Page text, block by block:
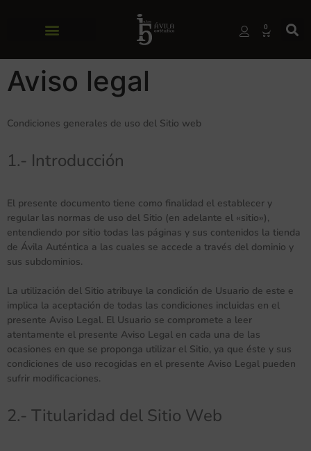
0
Aviso legal
Condiciones generales de uso del Sitio web
1.- Introducción
El presente documento tiene como finalidad el establecer y
regular las normas de uso del Sitio (en adelante el «sitio»),
entendiendo por sitio todas las páginas y sus contenidos la tienda
de Ávila Auténtica a las cuales se accede a través del dominio y
sus subdominios.
La utilización del Sitio atribuye la condición de Usuario de este e
implica la aceptación de todas las condiciones incluidas en el
presente Aviso Legal. El Usuario se compromete a leer
atentamente el presente Aviso Legal en cada una de las
ocasiones en que se proponga utilizar el Sitio, ya que éste y sus
condiciones de uso recogidas en el presente Aviso Legal pueden
sufrir modificaciones.
2.- Titularidad del Sitio Web